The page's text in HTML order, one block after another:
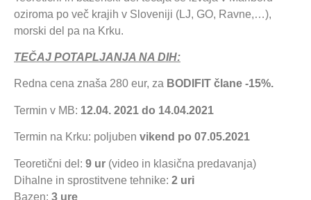
oziroma po več krajih v Sloveniji (LJ, GO, Ravne,…),
morski del pa na Krku.
TEČAJ POTAPLJANJA NA DIH:
Redna cena znaša 280 eur, za BODIFIT člane -15%.
Termin v MB: 12.04. 2021 do 14.04.2021
Termin na Krku: poljuben vikend po 07.05.2021
Teoretični del: 9 ur (video in klasična predavanja)
Dihalne in sprostitvene tehnike: 2 uri
Bazen: 3 ure